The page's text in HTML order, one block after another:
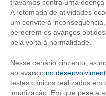
CONTATO
CURSOS
ENGENHEIRO
SEESP EDUCAÇÃO
travamos contra uma
A retomada de atividades
um convite à
perderem os avanços
pela volta à normalidade.
Nesse cenário cinzento, as
ao avanço no
testes clínicos realizados em
imunização. Em que pese a